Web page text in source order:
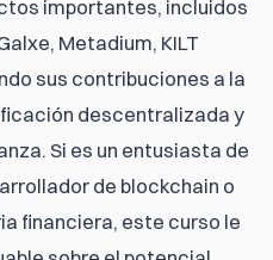
importantes, incluidos
Metadium, KILT
sus contribuciones a la
descentralizada y
Si es un entusiasta de
de blockchain o
financiera, este curso le